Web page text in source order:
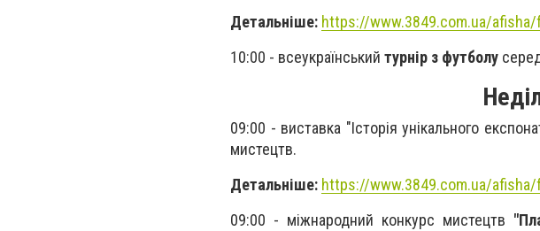
Детальніше: https://www.3849.com.ua/
10:00 - всеукраїнський турнір з футболу
09:00 - виставка "Історія унікального
мистецтв.
Детальніше: https://www.3849.com.ua/
09:00 - міжнародний конкурс мистецтв